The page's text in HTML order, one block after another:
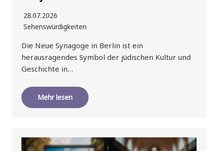
28.07.2026
Sehenswürdigkeiten
Die Neue Synagoge in Berlin ist ein
herausragendes Symbol der jüdischen Kultur und
Geschichte in…
Mehr lesen